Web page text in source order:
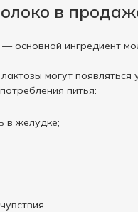
в
основной ингредиент
могут
питья:
в желудке;